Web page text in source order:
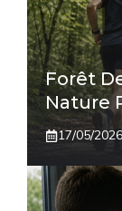
Forêt
Nature
17/05/2026